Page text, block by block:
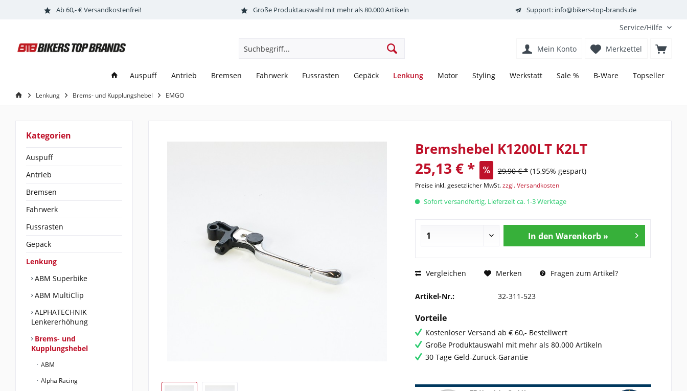
Ab 60,- € Versandkostenfrei! Große Produktauswahl mit mehr als 80.000 Artikeln Support: info@bikers-top-brands.de
Service/Hilfe
Merkzettel
Mein Konto
Auspuff Antrieb Bremsen Fahrwerk Fussrasten Gepäck Lenkung Motor Styling Werkstatt Sale % B-Ware Topseller
Lenkung Brems- und Kupplungshebel EMGO
Kategorien
Auspuff
Antrieb
Bremsen
Fahrwerk
Fussrasten
Gepäck
Lenkung
ABM Superbike
ABM MultiClip
ALPHATECHNIK
Lenkererhöhung
Brems- und
Kupplungshebel
ABM
Alpha Racing
Bremshebel K1200LT K2LT
25,13 € * 29,90 € * (15,95% gespart)
Preise inkl. gesetzlicher MwSt.zzgl. Versandkosten
Sofort versandfertig, Lieferzeit ca. 1-3 Werktage
In den Warenkorb »
Vergleichen Merken Fragen zum Artikel?
Artikel-Nr.: 32-311-523
Vorteile
Kostenloser Versand ab € 60,- Bestellwert
Große Produktauswahl mit mehr als 80.000 Artikeln
30 Tage Geld-Zurück-Garantie